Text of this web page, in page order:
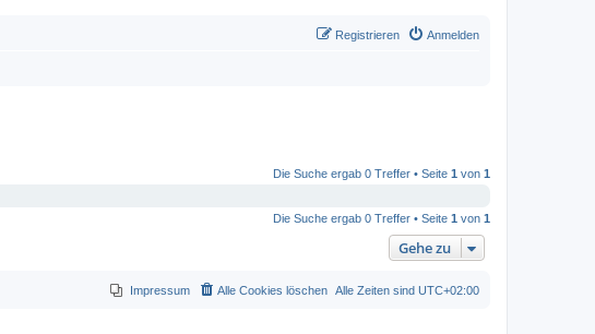
Anmelden
Registrieren
Die Suche ergab 0 Treffer • Seite 1 von 1
Die Suche ergab 0 Treffer • Seite 1 von 1
Gehe zu
Alle Zeiten sind UTC+02:00
Alle Cookies löschen
Impressum